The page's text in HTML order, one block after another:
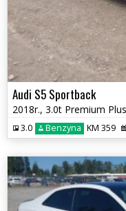
Audi S5 Sportback
3.0 Benzyna KM 359